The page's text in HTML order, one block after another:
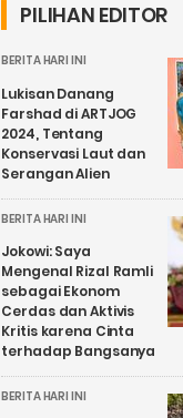
PILIHAN EDITOR
BERITA HARI INI
Lukisan Danang
Farshad di ARTJOG
2024, Tentang
Konservasi Laut dan
Serangan Alien
BERITA HARI INI
Jokowi: Saya
Mengenal Rizal Ramli
sebagai Ekonom
Cerdas dan Aktivis
Kritis karena Cinta
terhadap Bangsanya
BERITA HARI INI